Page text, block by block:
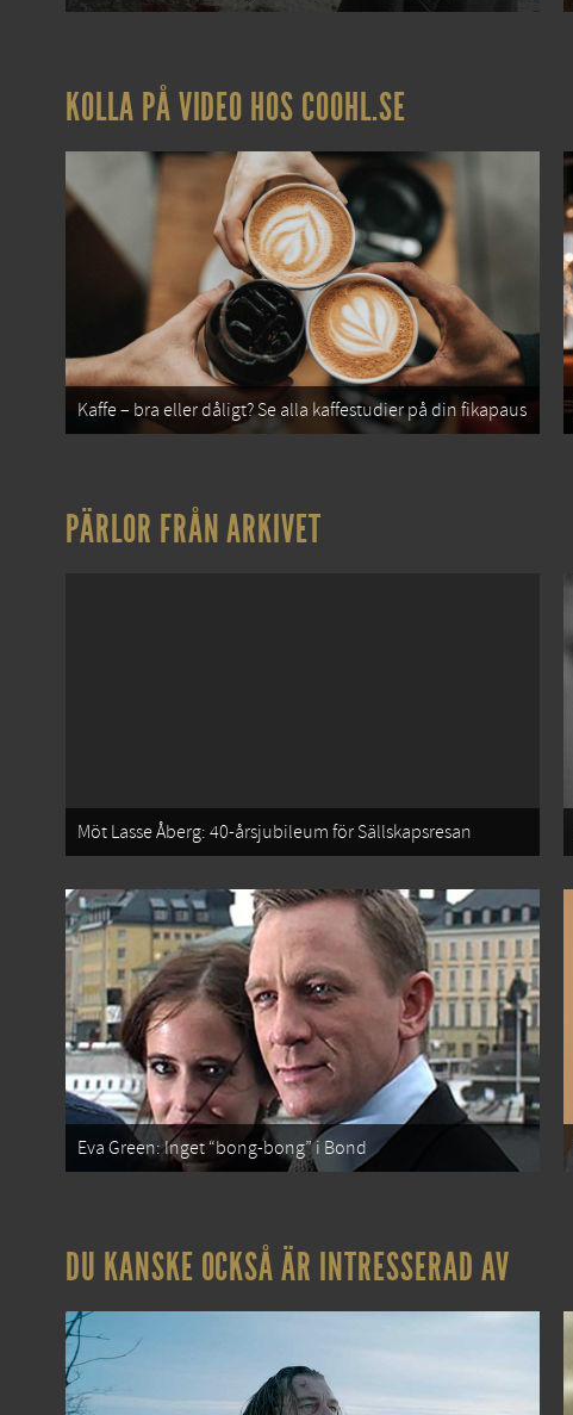
KOLLA PÅ VIDEO HOS COOHL.SE
Kaffe – bra eller dåligt? Se alla kaffestudier på din fikapaus
PÄRLOR FRÅN ARKIVET
Möt Lasse Åberg: 40-årsjubileum för Sällskapsresan
Eva Green: Inget “bong-bong” i Bond
DU KANSKE OCKSÅ ÄR INTRESSERAD AV